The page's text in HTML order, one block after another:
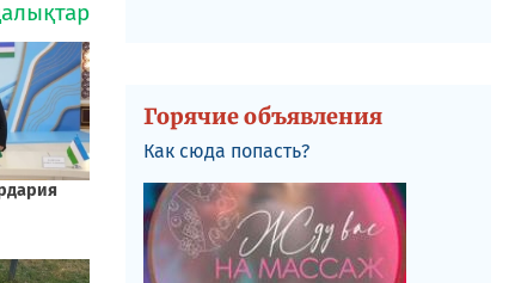
Горячие объявления
Как сюда попасть?